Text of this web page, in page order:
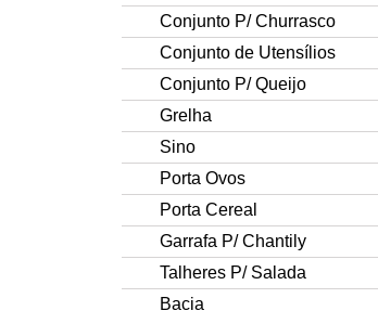
Conjunto P/ Churrasco
Conjunto de Utensílios
Conjunto P/ Queijo
Grelha
Sino
Porta Ovos
Porta Cereal
Garrafa P/ Chantily
Talheres P/ Salada
Bacia